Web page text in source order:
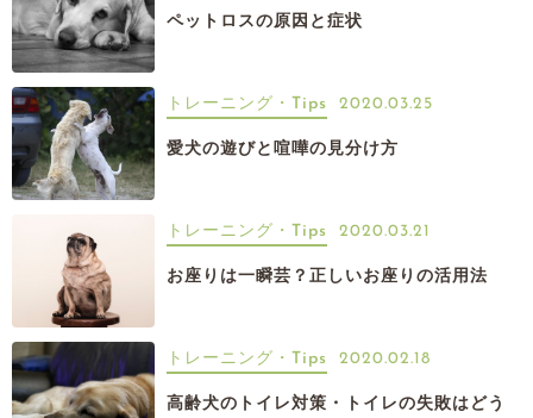
ペットロスの原因と症状
トレーニング・Tips 2020.03.25
愛犬の遊びと喧嘩の見分け方
トレーニング・Tips 2020.03.21
お座りは一瞬芸？正しいお座りの活用法
トレーニング・Tips 2020.02.18
高齢犬のトイレ対策・トイレの失敗はどう